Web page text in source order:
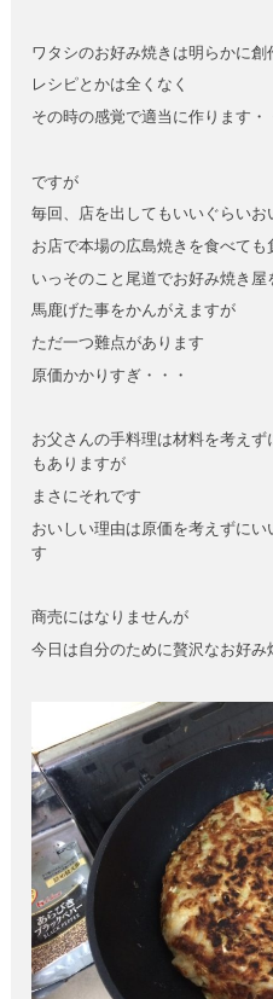
ワタシのお好み焼きは明らかに創
レシピとかは全くなく
その時の感覚で適当に作ります・
ですが
毎回、店を出してもいいぐらい
お店で本場の広島焼きを食べても
いっそのこと尾道でお好み焼き屋
馬鹿げた事をかんがえますが
ただ一つ難点があります
原価かかりすぎ・・・
お父さんの手料理は材料を考え
もありますが
まさにそれです
おいしい理由は原価を考えずに
す
商売にはなりませんが
今日は自分のために贅沢なお好み